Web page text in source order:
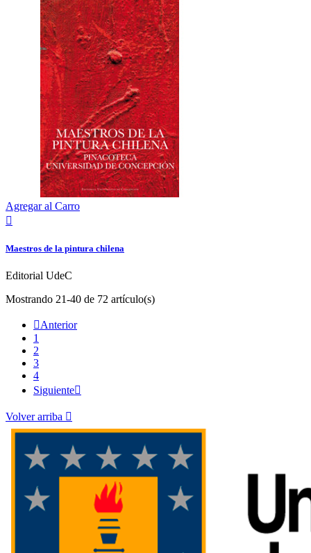
Agregar al Carro

Maestros de la pintura chilena
Editorial UdeC
Mostrando 21-40 de 72 artículo(s)
Anterior
1
2
3
4
Siguiente
Volver arriba 